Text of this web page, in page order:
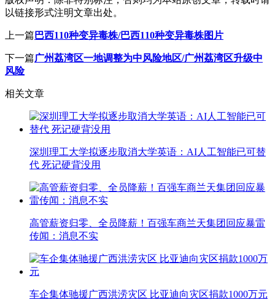
以链接形式注明文章出处。
上一篇 巴西110种变异毒株/巴西110种变异毒株图片
下一篇广州荔湾区一地调整为中风险地区/广州荔湾区升级中
风险
相关文章
深圳理工大学拟逐步取消大学英语：AI人工智能已可替
代 死记硬背没用
高管薪资归零、全员降薪！百强车商兰天集团回应暴雷
传闻：消息不实
车企集体驰援广西洪涝灾区 比亚迪向灾区捐款1000万元